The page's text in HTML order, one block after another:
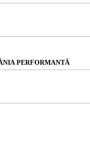
PERFORMANTĂ